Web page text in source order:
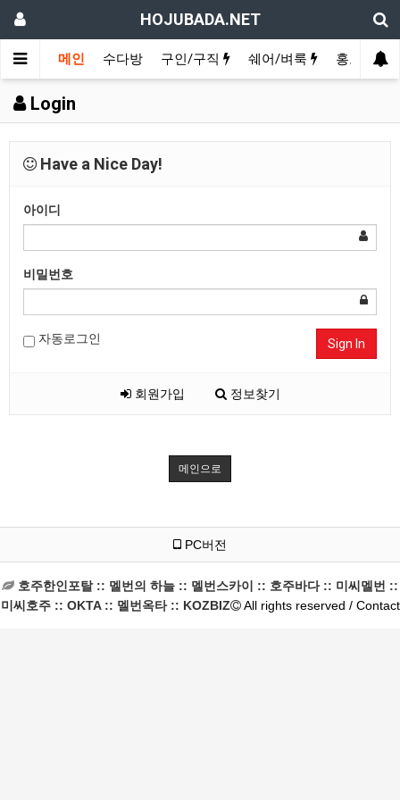
HOJUBADA.NET
메인 수다방 구인/구직 쉐어/벼룩 홍보방
Login
Have a Nice Day!
아이디
비밀번호
자동로그인 Sign In
회원가입 정보찾기
메인으로
PC버전
호주한인포탈 :: 멜번의 하늘 :: 멜번스카이 :: 호주바다 :: 미씨멜번 ::
미씨호주 :: OKTA :: 멜번옥타 :: KOZBIZ
All rights reserved / Contact